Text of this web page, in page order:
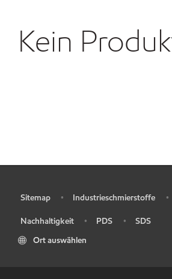
Kein
Sitemap • Industrieschmierstoffe •
Nachhaltigkeit • PDS •
SDS
Ort auswählen